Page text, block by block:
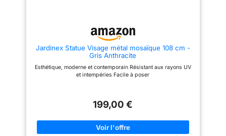
Jardinex Statue Visage métal mosaïque 108 cm -
Gris Anthracite
Esthétique, moderne et contemporain Résistant aux rayons UV
et intempéries Facile à poser
199,00 €